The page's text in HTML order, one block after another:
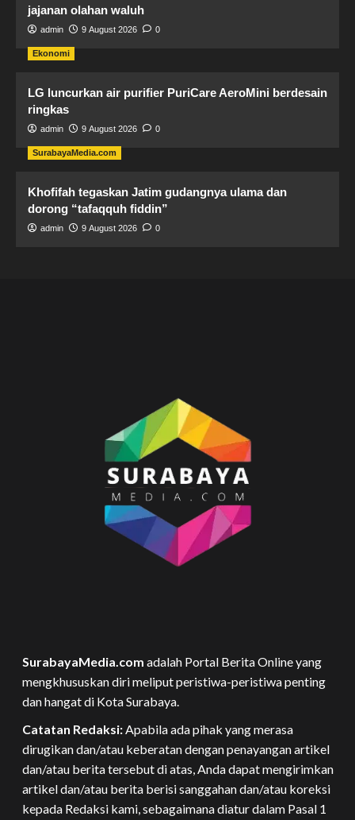
jajanan olahan waluh
admin 9 August 2026 0
Ekonomi
LG luncurkan air purifier PuriCare AeroMini berdesain
ringkas
admin 9 August 2026 0
SurabayaMedia.com
Khofifah tegaskan Jatim gudangnya ulama dan
dorong “tafaqquh fiddin”
admin 9 August 2026 0
SurabayaMedia.com adalah Portal Berita Online yang
mengkhususkan diri meliput peristiwa-peristiwa penting
dan hangat di Kota Surabaya.
Catatan Redaksi:Apabila ada pihak yang merasa
dirugikan dan/atau keberatan dengan penayangan artikel
dan/atau berita tersebut di atas, Anda dapat mengirimkan
artikel dan/atau berita berisi sanggahan dan/atau koreksi
kepada Redaksi kami, sebagaimana diatur dalam Pasal 1